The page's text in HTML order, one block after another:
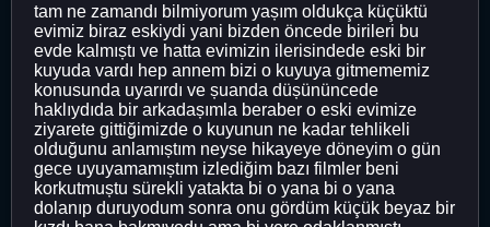
tam ne zamandı bilmiyorum yașım oldukça küçüktü
evimiz biraz eskiydi yani bizden öncede birileri bu
evde kalmıștı ve hatta evimizin ilerisindede eski bir
kuyuda vardı hep annem bizi o kuyuya gitmememiz
konusunda uyarırdı ve șuanda düșününcede
haklıydıda bir arkadașımla beraber o eski evimize
ziyarete gittiğimizde o kuyunun ne kadar tehlikeli
olduğunu anlamıștım neyse hikayeye döneyim o gün
gece uyuyamamıștım izlediğim bazı filmler beni
korkutmuștu sürekli yatakta bi o yana bi o yana
dolanıp duruyodum sonra onu gördüm küçük beyaz bir